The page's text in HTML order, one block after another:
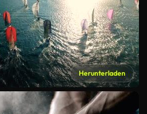
Herunterladen